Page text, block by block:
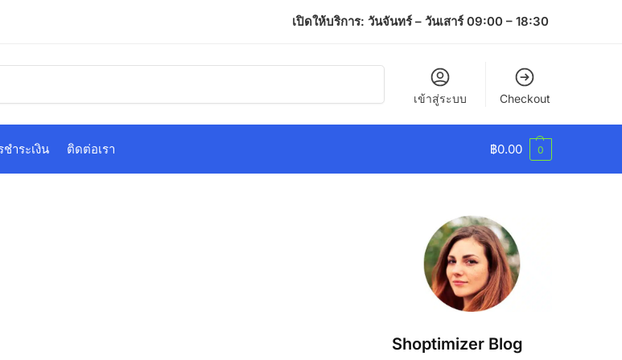
เปิดให้บริการ: วันจันทร์ – วันเสาร์ 09:00 – 18:30
เข้าสู่ระบบ Checkout
ำระเงิน ติดต่อเรา ฿0.00 0
Shoptimizer Blog